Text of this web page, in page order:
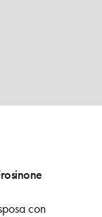
con